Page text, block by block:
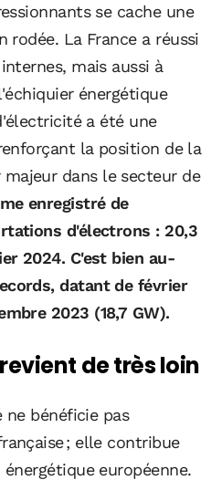
se cache une
rodée. La France a réussi
mais aussi à
énergétique
a été une
la position de la
dans le secteur de
enregistré de
d'électrons : 20,3
2024. C'est bien au-
datant de février
2023 (18,7 GW).
de très loin
bénéficie pas
; elle contribue
européenne.